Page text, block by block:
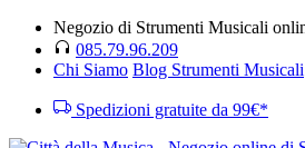
Negozio di Strumenti Musicali
085.79.96.209
Chi Siamo Blog Strumenti Musicali
Spedizioni gratuite da 99€*